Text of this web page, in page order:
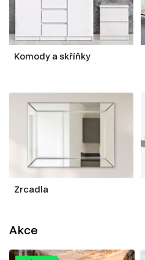
Komody a skříňky
Zrcadla
Akce